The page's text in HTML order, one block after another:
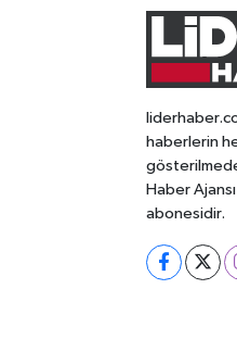
haberlerin
Haber
abonesidir.